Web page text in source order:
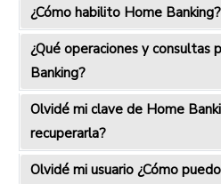
¿Cómo habilito Home Banking?
¿Qué operaciones y consultas
Banking?
Olvidé mi clave de Home
recuperarla?
Olvidé mi usuario ¿Cómo